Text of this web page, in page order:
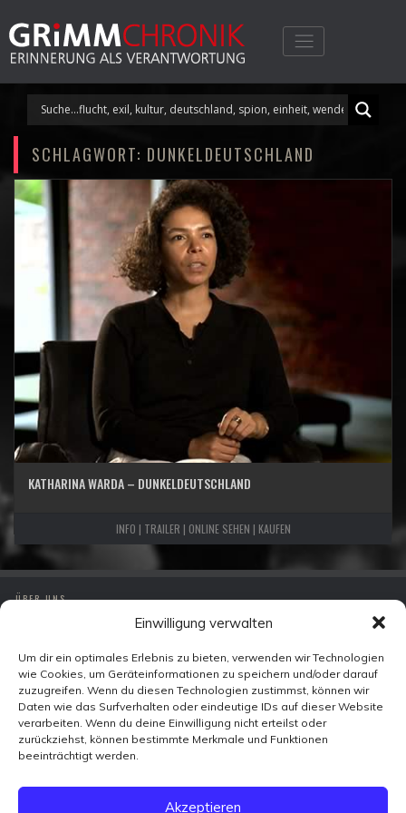
Einwilligung verwalten
Um dir ein optimales Erlebnis zu bieten, verwenden wir Technologien
wie Cookies, um Geräteinformationen zu speichern und/oder darauf
zuzugreifen. Wenn du diesen Technologien zustimmst, können wir
Daten wie das Surfverhalten oder eindeutige IDs auf dieser Website
verarbeiten. Wenn du deine Einwilligung nicht erteilst oder
zurückziehst, können bestimmte Merkmale und Funktionen
beeinträchtigt werden.
Akzeptieren
content
SCHLAGWORT: DUNKELDEUTSCHLAND
KATHARINA WARDA – DUNKELDEUTSCHLAND
INFO | TRAILER | ONLINE SEHEN | KAUFEN
ÜBER UNS
DATENSCHUTZ
KONTAKT
Zeitzeugen-TV
Ohmstraße 7
10179 Berlin
FACEBOOK